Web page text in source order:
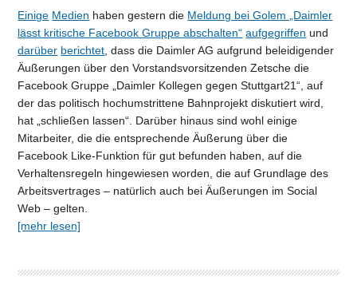
Einige Medien haben gestern die Meldung bei Golem „Daimler
lässt kritische Facebook Gruppe abschalten“ aufgegriffen und
darüber berichtet , dass die Daimler AG aufgrund beleidigender
Äußerungen über den Vorstandsvorsitzenden Zetsche die
Facebook Gruppe „Daimler Kollegen gegen Stuttgart21“, auf
der das politisch hochumstrittene Bahnprojekt diskutiert wird,
hat „schließen lassen“. Darüber hinaus sind wohl einige
Mitarbeiter, die die entsprechende Äußerung über die
Facebook Like-Funktion für gut befunden haben, auf die
Verhaltensregeln hingewiesen worden, die auf Grundlage des
Arbeitsvertrages – natürlich auch bei Äußerungen im Social
Web – gelten.
[mehr lesen]